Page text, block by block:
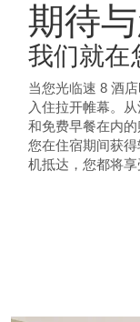
期待
我们就在
当您光临速 8 酒
入住拉开帷幕。
和免费早餐在内
您在住宿期间获
机抵达，您都将享